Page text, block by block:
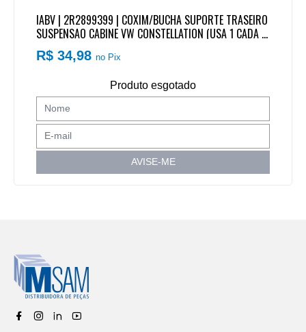
IABV | 2R2899399 | COXIM/BUCHA SUPORTE TRASEIRO
SUSPENSAO CABINE VW CONSTELLATION (USA 1 CADA L
ADO)
R$ 34,98no Pix
Produto esgotado
AVISE-ME